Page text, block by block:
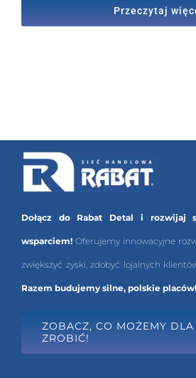
Przeczytaj
Dołącz do Rabat Detal i rozwijaj
wsparciem! Oferujemy innowacyjne
zwiększyć zyski, zdobyć lojalnych
Razem budujemy silne, polskie
ZOBACZ, CO MOŻEMY DLA
ZROBIĆ!